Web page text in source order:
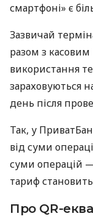
смартфоні» є
Зазвичай
разом з
використання
зараховуються
день після
Так, у
від суми
суми операцій
тариф становить
Про QR-